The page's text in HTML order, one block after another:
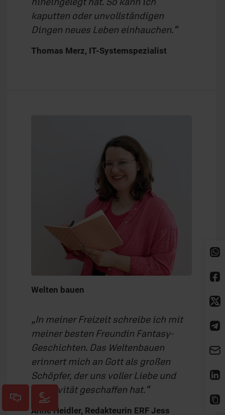
kaputten oder unvollständigen
Dingen neues Leben einhauchen.
Thomas Merz, IT-Systemspezialist
Welten bauen
In meiner Freizeit schreibe ich mit
meiner besten Freundin Fantasy-
Geschichten. Das Weltenbauen
erinnert mich an Gott als großen
Schöpfer, der uns voller Liebe und
Kreativität geschaffen hat.
Anne Heidler, Redakteurin ERF Jess